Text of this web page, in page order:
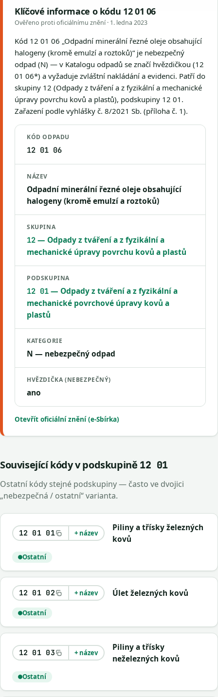
Klíčové informace o kódu 12 01 06
Ověřeno proti oficiálnímu znění · 1. ledna 2023
Kód 12 01 06 „Odpadní minerální řezné oleje obsahující
halogeny (kromě emulzí a roztoků)“ je nebezpečný
odpad (N) — v Katalogu odpadů se značí hvězdičkou (12
01 06*) a vyžaduje zvláštní nakládání a evidenci. Patří do
skupiny 12 (Odpady z tváření a z fyzikální a mechanické
úpravy povrchu kovů a plastů), podskupiny 12 01.
Zařazení podle vyhlášky č. 8/2021 Sb. (příloha č. 1).
KÓD ODPADU
12 01 06
NÁZEV
Odpadní minerální řezné oleje obsahující
halogeny (kromě emulzí a roztoků)
SKUPINA
12— Odpady z tváření a z fyzikální a
mechanické úpravy povrchu kovů a plastů
PODSKUPINA
12 01— Odpady z tváření a z fyzikální a
mechanické povrchové úpravy kovů a
plastů
KATEGORIE
N — nebezpečný odpad
HVĚZDIČKA (NEBEZPEČNÝ)
ano
Otevřít oficiální znění (e-Sbírka)
Související kódy v podskupině 12 01
Ostatní kódy stejné podskupiny — často ve dvojici
„nebezpečná / ostatní“ varianta.
12 01 01 + název
Piliny a třísky železných
kovů
Ostatní
12 01 02 + název Úlet železných kovů
Ostatní
12 01 03 + název
Piliny a třísky
neželezných kovů
Ostatní